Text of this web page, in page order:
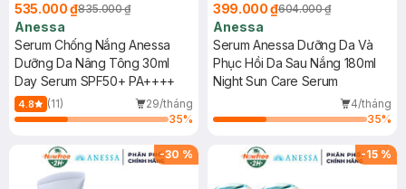
535.000 ₫835.000 ₫
Anessa
Serum Chống Nắng Anessa
Dưỡng Da Nâng Tông 30ml
Day Serum SPF50+ PA++++
4.8 (11)
29/tháng
35%
399.000 ₫604.000 ₫
Anessa
Serum Anessa Dưỡng Da Và
Phục Hồi Da Sau Nắng 180ml
Night Sun Care Serum
4/tháng
35%
-30 % -15 %